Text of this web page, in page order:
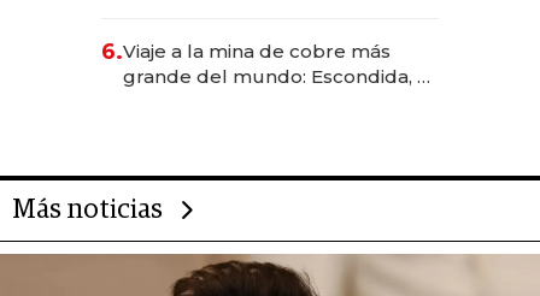
6.Viaje a la mina de cobre más
grande del mundo: Escondida, el
Más noticias